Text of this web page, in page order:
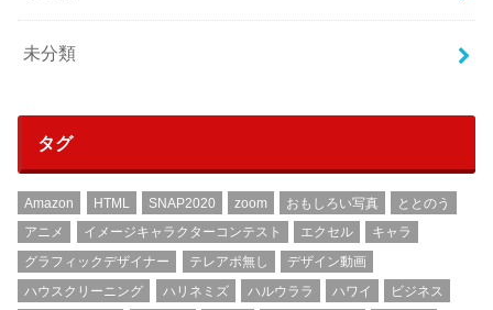
未分類
タグ
Amazon HTML SNAP2020 zoom おもしろい写真
ととのう
アニメ
イメージキャラクターコンテスト エクセル
キャラ
グラフィックデザイナー
テレアポ無し
デザイン動画
ハウスクリーニング
ハリネミズ ハルウララ ハワイ
ビジネス